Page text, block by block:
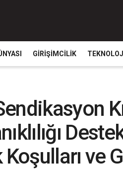
GIRIŞIMCILIK
ve